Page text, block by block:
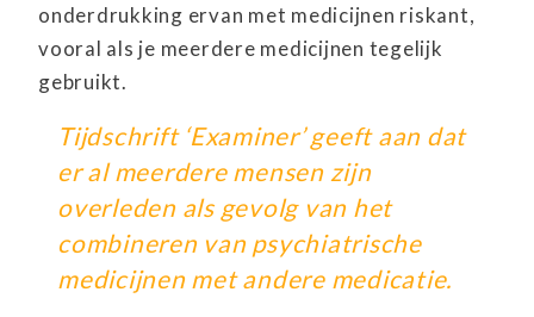
onderdrukking ervan met medicijnen riskant,
vooral als je meerdere medicijnen tegelijk
gebruikt.
Tijdschrift ‘Examiner’ geeft aan dat
er al meerdere mensen zijn
overleden als gevolg van het
combineren van psychiatrische
medicijnen met andere medicatie.